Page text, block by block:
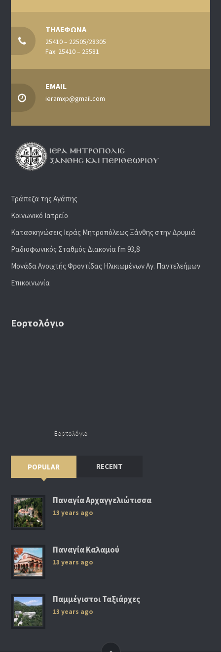
ΤΗΛΕΦΩΝΑ
25410 – 22505/28305
Fax: 25410 – 25581
EMAIL
ieramxp@gmail.com
Τράπεζα της Αγάπης
Κοινωνικό Ιατρείο
Κατασκηνώσεις Ιεράς Μητροπόλεως Ξάνθης στην Δρυμιά
Ραδιoφωνικός Σταθμός Διακονία fm 93,8
Μονάδα Ανοιχτής Φροντίδας Ηλικιωμένων Αγ. Παντελεήμων
Επικοινωνία
Εορτολόγιο
Εορτολόγιο
POPULAR RECENT
Παναγία Αρχαγγελιώτισσα
13 years ago
Παναγία Καλαμού
13 years ago
Παμμέγιστοι Ταξιάρχες
13 years ago